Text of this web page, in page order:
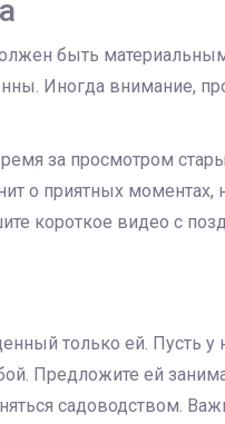
быть
Иногда внимание,
за просмотром
о приятных моментах,
короткое видео с
только ей. Пусть у
Предложите ей
садоводством.